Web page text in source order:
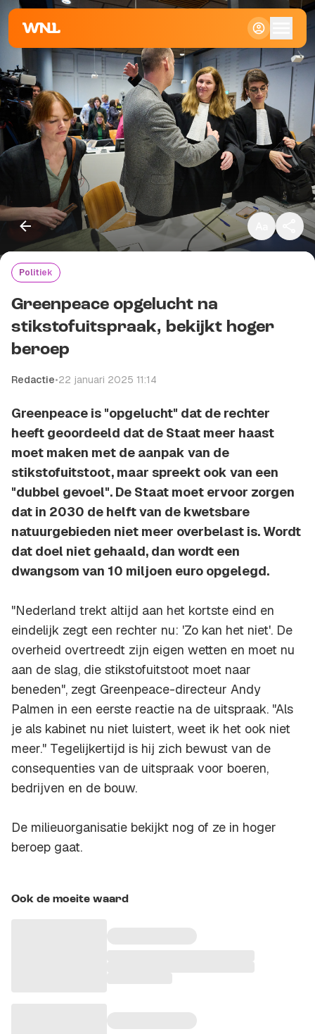
Klein
Standaard
Groot
Politiek
Greenpeace opgelucht na
stikstofuitspraak, bekijkt hoger
beroep
Redactie•22 januari 2025 11:14
Greenpeace is "opgelucht" dat de rechter
heeft geoordeeld dat de Staat meer haast
moet maken met de aanpak van de
stikstofuitstoot, maar spreekt ook van een
"dubbel gevoel". De Staat moet ervoor zorgen
dat in 2030 de helft van de kwetsbare
natuurgebieden niet meer overbelast is. Wordt
dat doel niet gehaald, dan wordt een
dwangsom van 10 miljoen euro opgelegd.
"Nederland trekt altijd aan het kortste eind en
eindelijk zegt een rechter nu: 'Zo kan het niet'. De
overheid overtreedt zijn eigen wetten en moet nu
aan de slag, die stikstofuitstoot moet naar
beneden", zegt Greenpeace-directeur Andy
Palmen in een eerste reactie na de uitspraak. "Als
je als kabinet nu niet luistert, weet ik het ook niet
meer." Tegelijkertijd is hij zich bewust van de
consequenties van de uitspraak voor boeren,
bedrijven en de bouw.
De milieuorganisatie bekijkt nog of ze in hoger
beroep gaat.
Ook de moeite waard